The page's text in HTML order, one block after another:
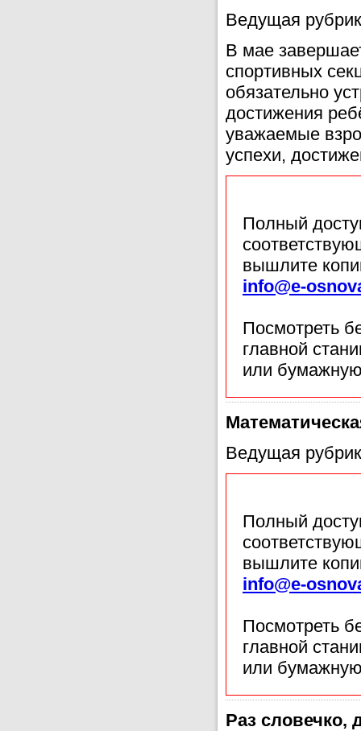
Ведущая
В мае
спортивных
обязательно
достижения
уважаемые
успехи,
Полный
вышлите
info@e-
Посмотреть
главной
или
Ведущая
Полный
вышлите
info@e-
Посмотреть
главной
или
Раз словечко,